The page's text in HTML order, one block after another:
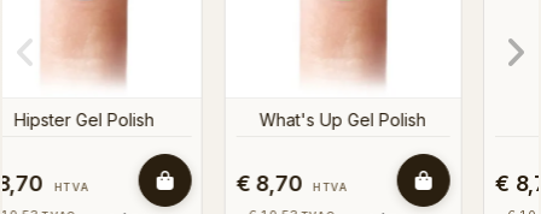
€ 8,70 HTVA € 8,70 HTVA